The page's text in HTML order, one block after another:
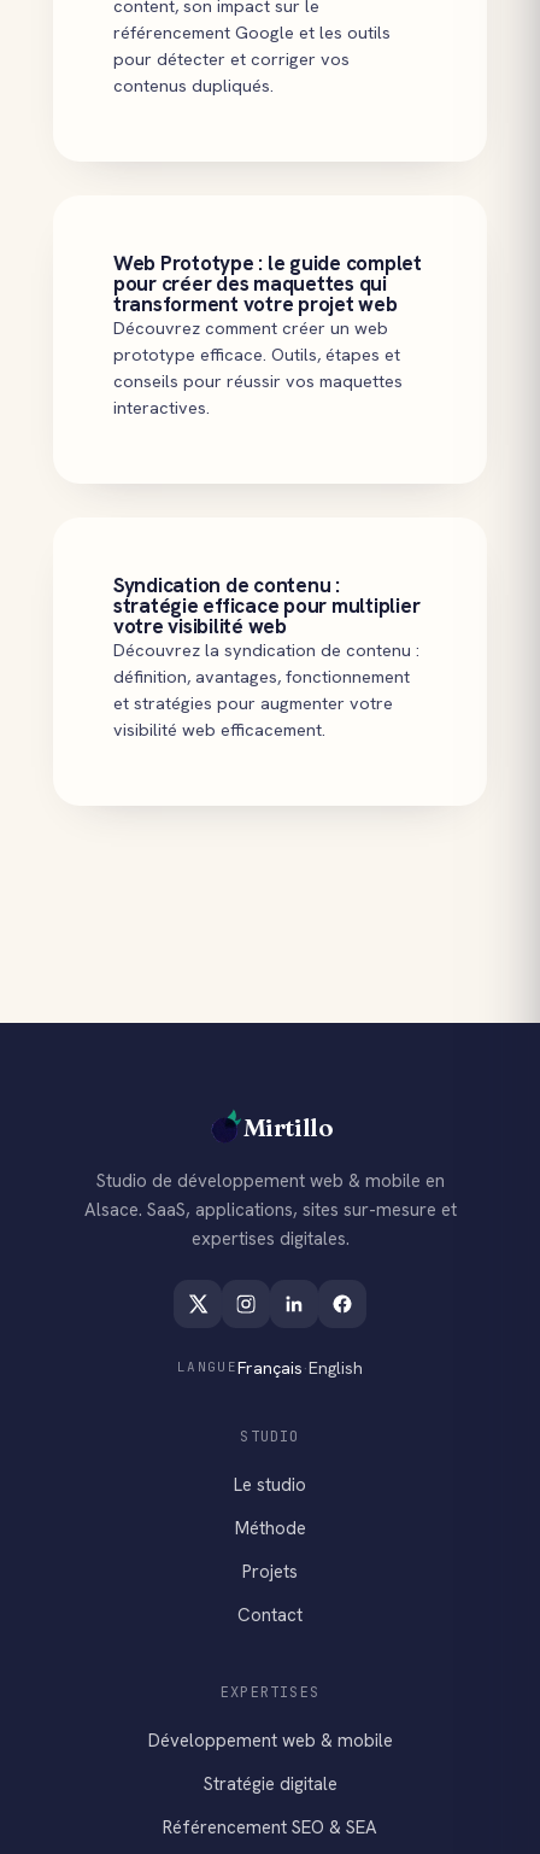
content, son impact sur le
référencement Google et les outils
pour détecter et corriger vos
contenus dupliqués.
Web Prototype : le guide complet
pour créer des maquettes qui
transforment votre projet web
Découvrez comment créer un web
prototype efficace. Outils, étapes et
conseils pour réussir vos maquettes
interactives.
Syndication de contenu :
stratégie efficace pour multiplier
votre visibilité web
Découvrez la syndication de contenu :
définition, avantages, fonctionnement
et stratégies pour augmenter votre
visibilité web efficacement.
Mirtillo
Studio de développement web & mobile en
Alsace. SaaS, applications, sites sur-mesure et
expertises digitales.
LANGUEFrançais·English
STUDIO
Le studio
Méthode
Projets
Contact
EXPERTISES
Développement web & mobile
Stratégie digitale
Référencement SEO & SEA